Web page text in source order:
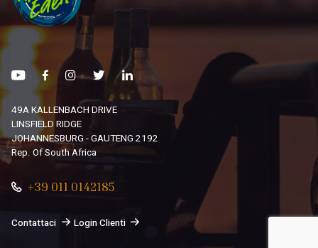
49A KALLENBACH DRIVE
LINSFIELD RIDGE
JOHANNESBURG - GAUTENG 2192
Rep. Of South Africa
+39 011 0142185
Contattaci Login Clienti